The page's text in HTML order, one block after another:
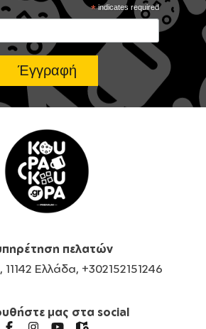
*indicates required
πελατών
Ελλάδα, +302152151246
μας στα social